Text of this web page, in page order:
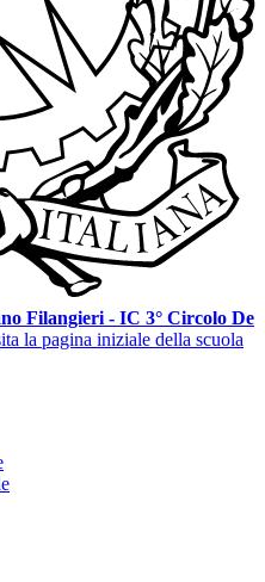
Filangieri - IC 3° Circolo De
la pagina iniziale della scuola